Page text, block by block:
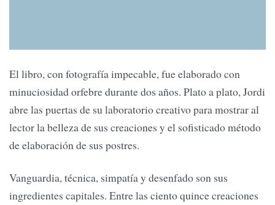
El libro, con fotografía impecable, fue elaborado con
minuciosidad orfebre durante dos años. Plato a plato, Jordi
abre las puertas de su laboratorio creativo para mostrar al
lector la belleza de sus creaciones y el sofisticado método
de elaboración de sus postres.
Vanguardia, técnica, simpatía y desenfado son sus
ingredientes capitales. Entre las ciento quince creaciones